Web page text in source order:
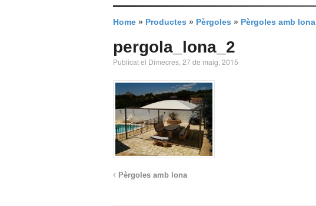
Home » Productes » Pèrgoles » Pèrgoles amb lona
pergola_lona_2
Publicat el Dimecres, 27 de maig, 2015
Pèrgoles amb lona